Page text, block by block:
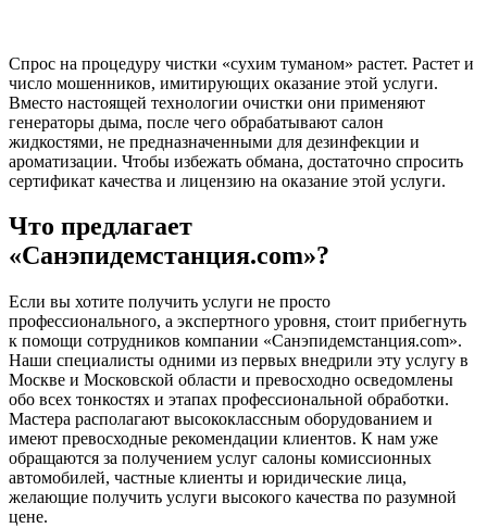
Спрос на процедуру чистки «сухим туманом» растет. Растет и
число мошенников, имитирующих оказание этой услуги.
Вместо настоящей технологии очистки они применяют
генераторы дыма, после чего обрабатывают салон
жидкостями, не предназначенными для дезинфекции и
ароматизации. Чтобы избежать обмана, достаточно спросить
сертификат качества и лицензию на оказание этой услуги.
Что предлагает
«Санэпидемстанция.com»?
Если вы хотите получить услуги не просто
профессионального, а экспертного уровня, стоит прибегнуть
к помощи сотрудников компании «Санэпидемстанция.com».
Наши специалисты одними из первых внедрили эту услугу в
Москве и Московской области и превосходно осведомлены
обо всех тонкостях и этапах профессиональной обработки.
Мастера располагают высококлассным оборудованием и
имеют превосходные рекомендации клиентов. К нам уже
обращаются за получением услуг салоны комиссионных
автомобилей, частные клиенты и юридические лица,
желающие получить услуги высокого качества по разумной
цене.